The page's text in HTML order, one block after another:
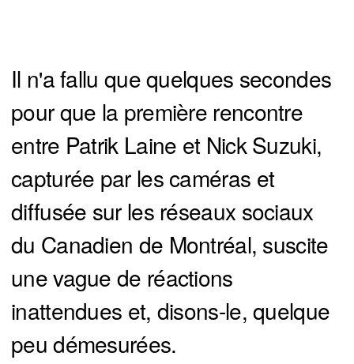
Il n'a fallu que quelques secondes
pour que la première rencontre
entre Patrik Laine et Nick Suzuki,
capturée par les caméras et
diffusée sur les réseaux sociaux
du Canadien de Montréal, suscite
une vague de réactions
inattendues et, disons-le, quelque
peu démesurées.